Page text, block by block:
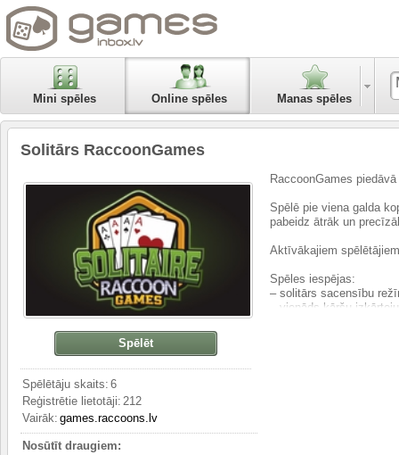
Mini spēles Online spēles Manas spēles
Solitārs RaccoonGames
RaccoonGames
Spēlē pie viena galda
pabeidz ātrāk un
Aktīvākajiem
Spēles iespējas:
– solitārs sacensību
– vienāds kāršu
Spēlēt
Spēlētāju skaits: 6
Reģistrētie lietotāji: 212
Vairāk: games.raccoons.lv
Nosūtīt draugiem: